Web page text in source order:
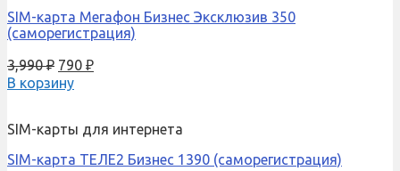
SIM-карта Мегафон Бизнес Эксклюзив 350
(саморегистрация)
3,990₽ 790 ₽
В корзину
SIM-карты для интернета
SIM-карта ТЕЛЕ2 Бизнес 1390 (саморегистрация)